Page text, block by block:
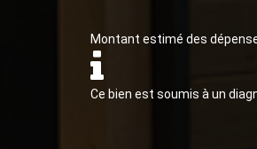
Montant estimé des
Ce bien est soumis à un